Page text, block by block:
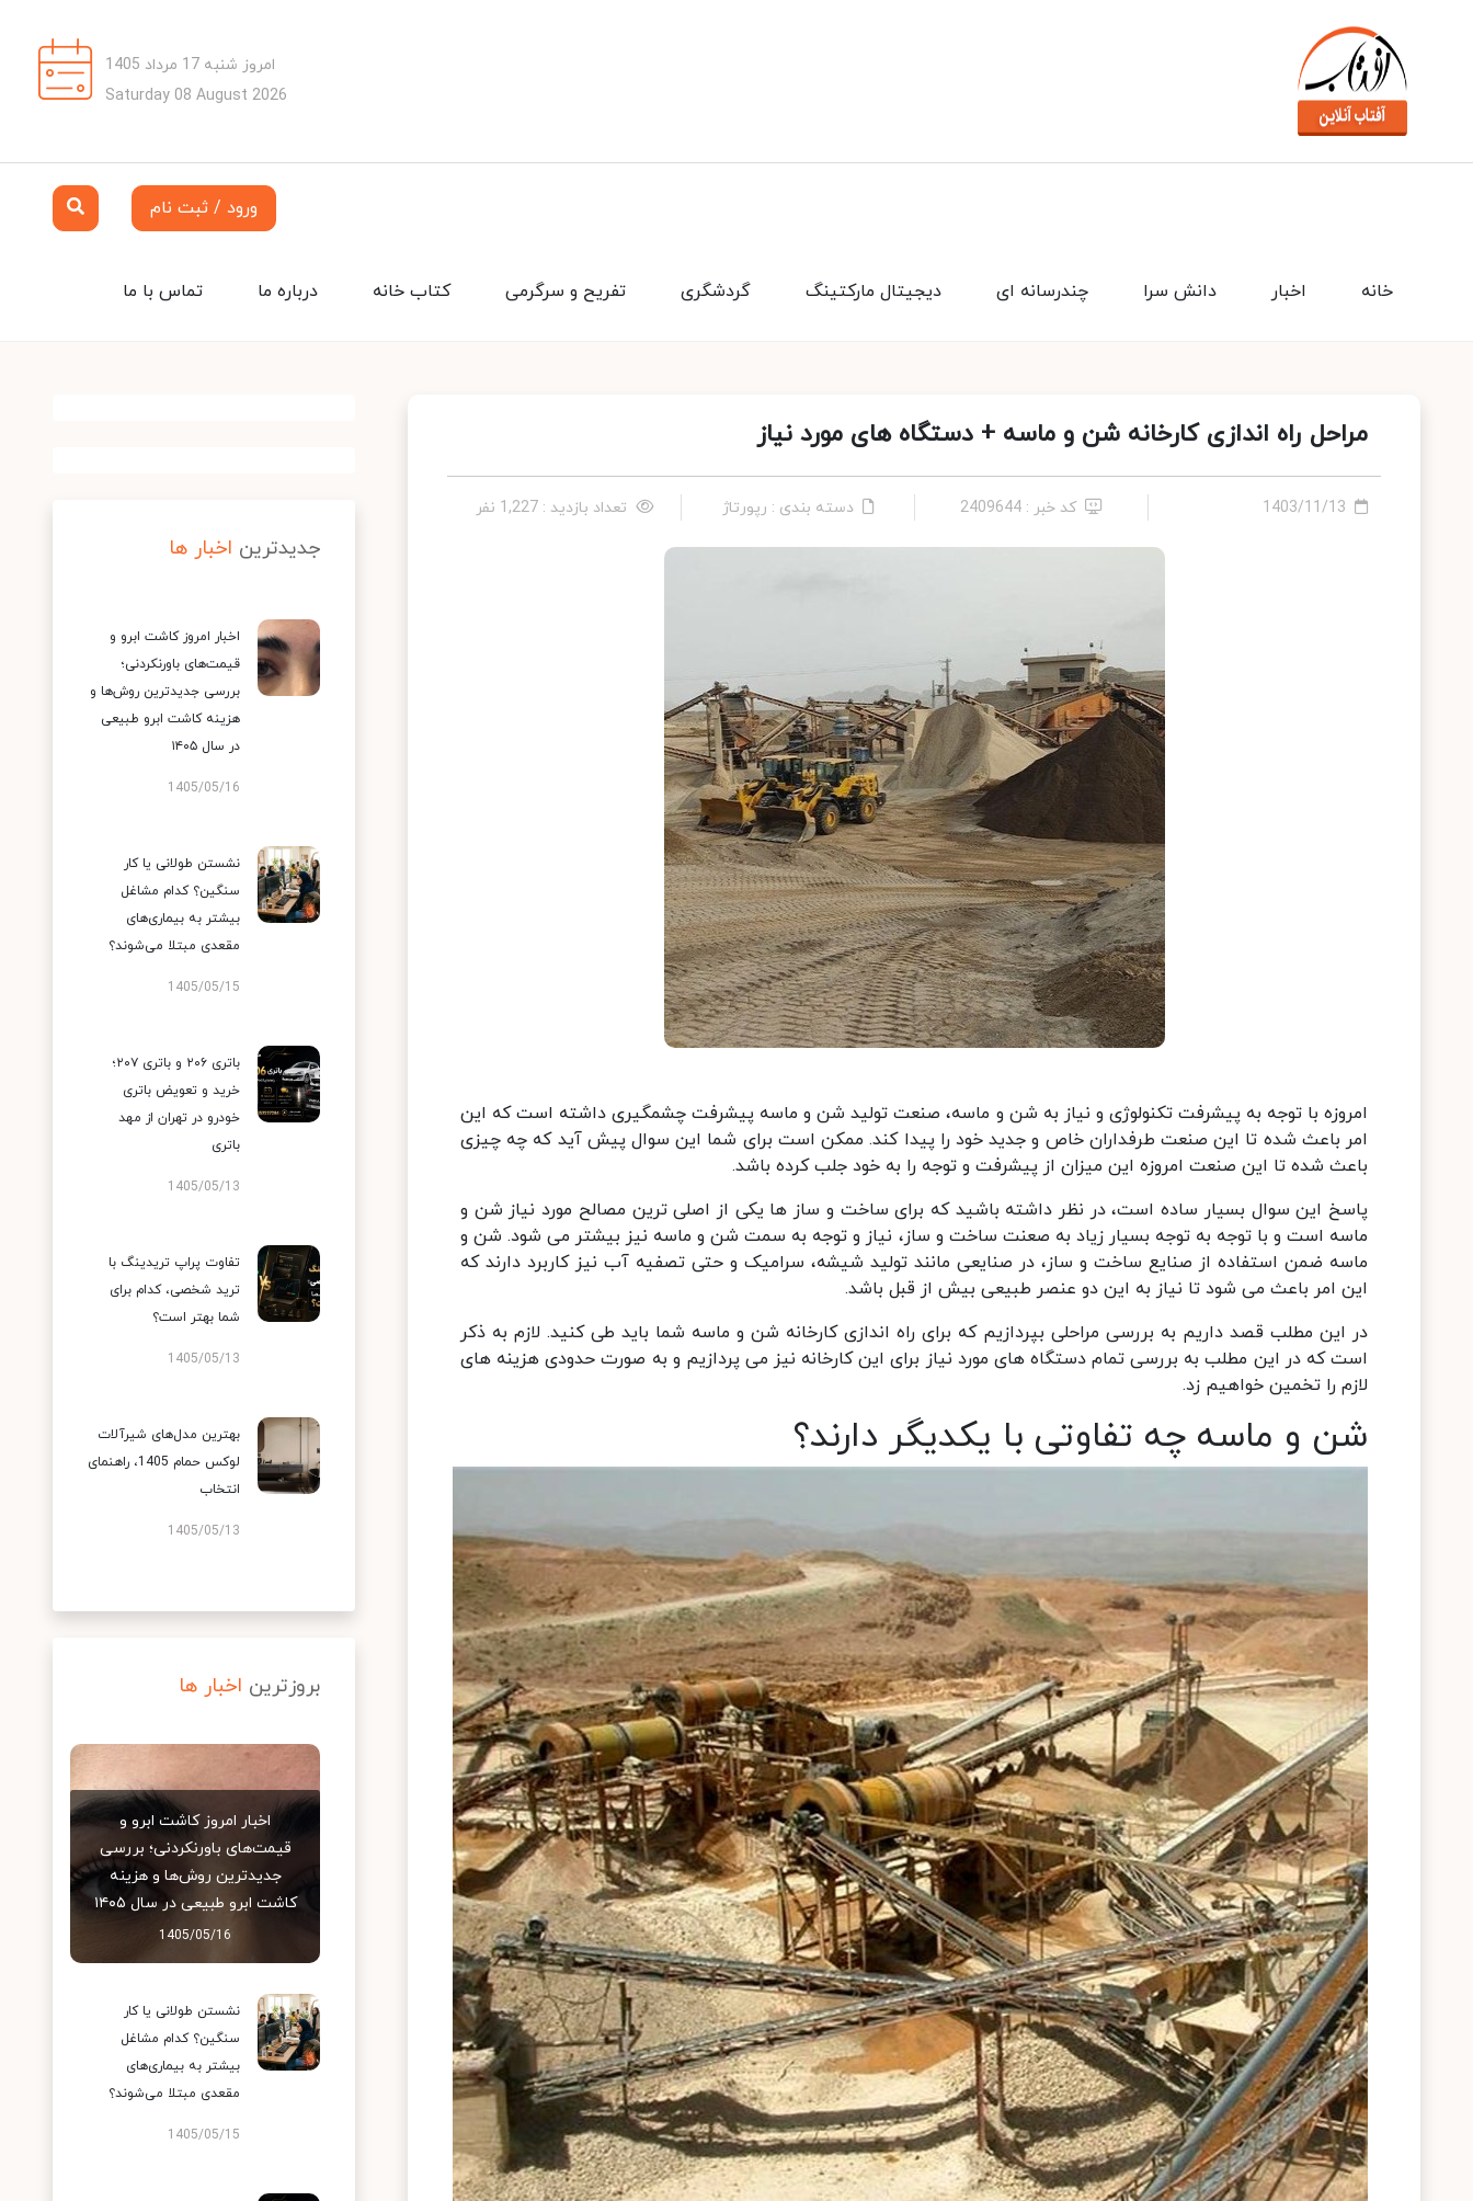
امروز شنبه 17 مرداد 1405
Saturday 08 August 2026
ورود / ثبت نام
تماس با ما درباره ما کتاب خانه تفریح و سرگرمی گردشگری دیجیتال مارکتینگ چندرسانه ای دانش سرا اخبار خانه
مراحل راه اندازی کارخانه شن و ماسه + دستگاه های مورد نیاز
1403/11/13 کد خبر : 2409644 دسته بندی : رپورتاژ تعداد بازدید : 1,227 نفر
امروزه با توجه به پیشرفت تکنولوژی و نیاز به شن و ماسه، صنعت تولید شن و ماسه پیشرفت چشمگیری داشته است که این
امر باعث شده تا این صنعت طرفداران خاص و جدید خود را پیدا کند. ممکن است برای شما این سوال پیش آید که چه چیزی
باعث شده تا این صنعت امروزه این میزان از پیشرفت و توجه را به خود جلب کرده باشد.
پاسخ این سوال بسیار ساده است، در نظر داشته باشید که برای ساخت و ساز ها یکی از اصلی ترین مصالح مورد نیاز شن و
ماسه است و با توجه به توجه بسیار زیاد به صعنت ساخت و ساز، نیاز و توجه به سمت شن و ماسه نیز بیشتر می شود. شن و
ماسه ضمن استفاده از صنایع ساخت و ساز، در صنایعی مانند تولید شیشه، سرامیک و حتی تصفیه آب نیز کاربرد دارند که
این امر باعث می شود تا نیاز به این دو عنصر طبیعی بیش از قبل باشد.
در این مطلب قصد داریم به بررسی مراحلی بپردازیم که برای راه اندازی کارخانه شن و ماسه شما باید طی کنید. لازم به ذکر
است که در این مطلب به بررسی تمام دستگاه های مورد نیاز برای این کارخانه نیز می پردازیم و به صورت حدودی هزینه های
لازم را تخمین خواهیم زد.
شن و ماسه چه تفاوتی با یکدیگر دارند؟
جدیدترین اخبار ها
اخبار امروز کاشت ابرو و
قیمت‌های باورنکردنی؛
بررسی جدیدترین روش‌ها و
هزینه کاشت ابرو طبیعی
در سال ۱۴۰۵
1405/05/16
نشستن طولانی یا کار
سنگین؟ کدام مشاغل
بیشتر به بیماری‌های
مقعدی مبتلا می‌شوند؟
1405/05/15
باتری ۲۰۶ و باتری ۲۰۷؛
خرید و تعویض باتری
خودرو در تهران از مهد
باتری
1405/05/13
تفاوت پراپ تریدینگ با
ترید شخصی، کدام برای
شما بهتر است؟
1405/05/13
بهترین مدل‌های شیرآلات
لوکس حمام 1405، راهنمای
انتخاب
1405/05/13
بروزترین اخبار ها
اخبار امروز کاشت ابرو و
قیمت‌های باورنکردنی؛ بررسی
جدیدترین روش‌ها و هزینه
کاشت ابرو طبیعی در سال ۱۴۰۵
1405/05/16
نشستن طولانی یا کار
سنگین؟ کدام مشاغل
بیشتر به بیماری‌های
مقعدی مبتلا می‌شوند؟
1405/05/15